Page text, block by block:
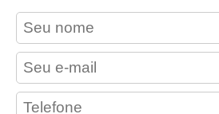
contact_name
contact_email
contact_phone